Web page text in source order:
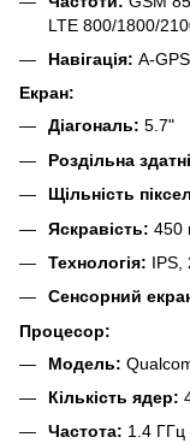
LTE 800/1800/
Навігація: A-
Екран:
Діагональ: 5.7"
Роздільна
Щільність
Яскравість: 450
Технологія: IPS,
Сенсорний
Процесор:
Модель:
Кількість ядер:
Частота: 1.4 ГГц